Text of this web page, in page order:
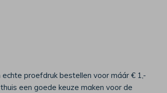
proefdruk bestellen voor máár € 1,-
een goede keuze maken voor de